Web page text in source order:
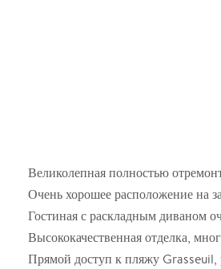
Великолепная полностью
Очень хорошее расположение на
Гостиная с раскладным диваном
Высококачественная отделка,
Прямой доступ к пляжу